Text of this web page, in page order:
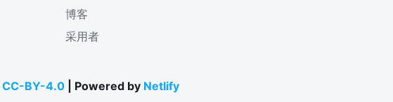
博客
采用者
CC-BY-4.0 | Powered by Netlify